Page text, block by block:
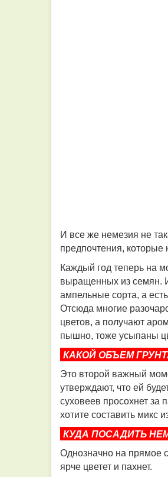
И все же немезия не
предпочтения, которые
Каждый год теперь на
выращенных из семян.
ампельные сорта, а
Отсюда многие
цветов, а получают
пышно, тоже усыпаны
КАКОЙ ОБЪЕМ
Это второй важный
утверждают, что ей
суховеев просохнет за
хотите составить микс
КУДА ПОСАДИТЬ
Однозначно на прямое
ярче цветет и пахнет.